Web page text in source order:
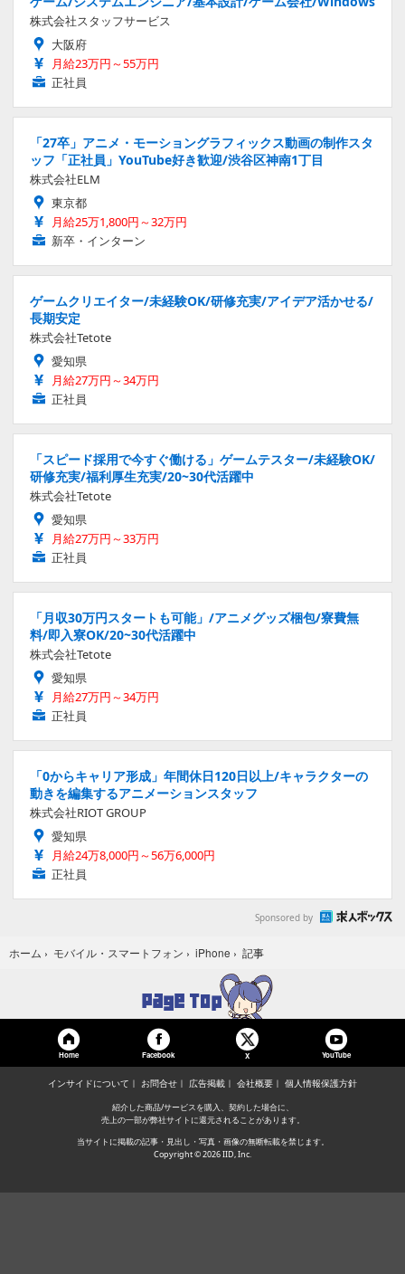
株式会社スタッフサービス
大阪府
月給23万円～55万円
正社員
「27卒」アニメ・モーショングラフィックス動画の制作スタ
ッフ「正社員」YouTube好き歓迎/渋谷区神南1丁目
株式会社ELM
東京都
月給25万1,800円～32万円
新卒・インターン
ゲームクリエイター/未経験OK/研修充実/アイデア活かせる/
長期安定
株式会社Tetote
愛知県
月給27万円～34万円
正社員
「スピード採用で今すぐ働ける」ゲームテスター/未経験OK/
研修充実/福利厚生充実/20~30代活躍中
株式会社Tetote
愛知県
月給27万円～33万円
正社員
「月収30万円スタートも可能」/アニメグッズ梱包/寮費無
料/即入寮OK/20~30代活躍中
株式会社Tetote
愛知県
月給27万円～34万円
正社員
「0からキャリア形成」年間休日120日以上/キャラクターの
動きを編集するアニメーションスタッフ
株式会社RIOT GROUP
愛知県
月給24万8,000円～56万6,000円
正社員
Sponsored by
ホーム › モバイル・スマートフォン › iPhone › 記事
Home Facebook X YouTube
インサイドについて お問合せ 広告掲載 会社概要 個人情報保護方針
紹介した商品/サービスを購入、契約した場合に、
売上の一部が弊社サイトに還元されることがあります。
当サイトに掲載の記事・見出し・写真・画像の無断転載を禁じます。
Copyright © 2026 IID, Inc.